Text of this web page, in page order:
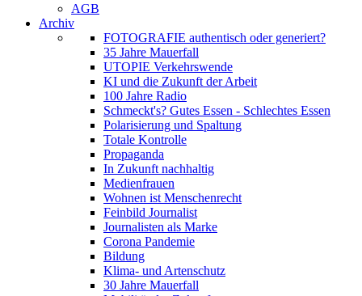
AGB
Archiv
FOTOGRAFIE authentisch oder generiert?
35 Jahre Mauerfall
UTOPIE Verkehrswende
KI und die Zukunft der Arbeit
100 Jahre Radio
Schmeckt's? Gutes Essen - Schlechtes Essen
Polarisierung und Spaltung
Totale Kontrolle
Propaganda
In Zukunft nachhaltig
Medienfrauen
Wohnen ist Menschenrecht
Feinbild Journalist
Journalisten als Marke
Corona Pandemie
Bildung
Klima- und Artenschutz
30 Jahre Mauerfall